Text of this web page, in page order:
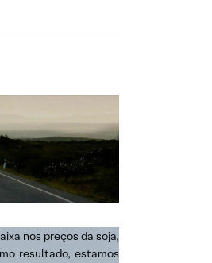
nos preços da soja,
resultado, estamos